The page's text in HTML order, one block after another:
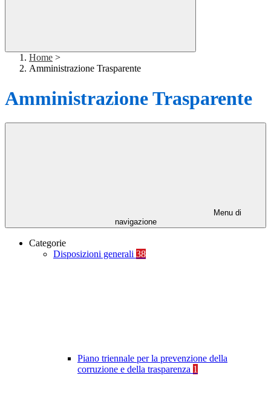
Home >
Amministrazione Trasparente
Amministrazione Trasparente
Menu di
navigazione
Categorie
Disposizioni generali 38
Piano triennale per la prevenzione della
corruzione e della trasparenza 1